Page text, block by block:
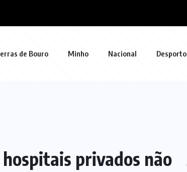
de Bouro Minho Nacional Desporto
hospitais privados não